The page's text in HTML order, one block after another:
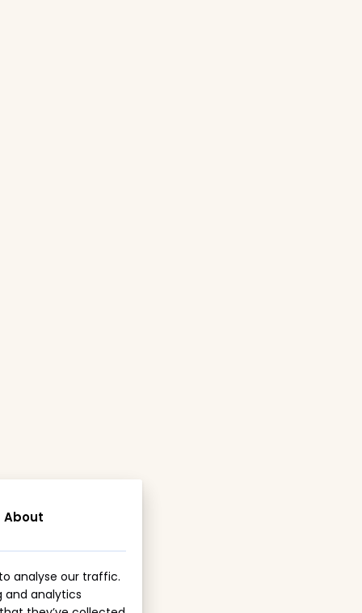
About
analyse our traffic.
and analytics
Geen producten in de winkelwagen.